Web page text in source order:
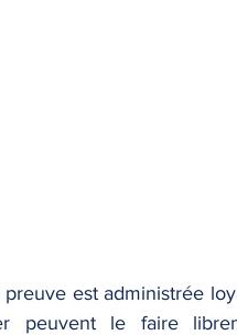
est administrée
peuvent le faire